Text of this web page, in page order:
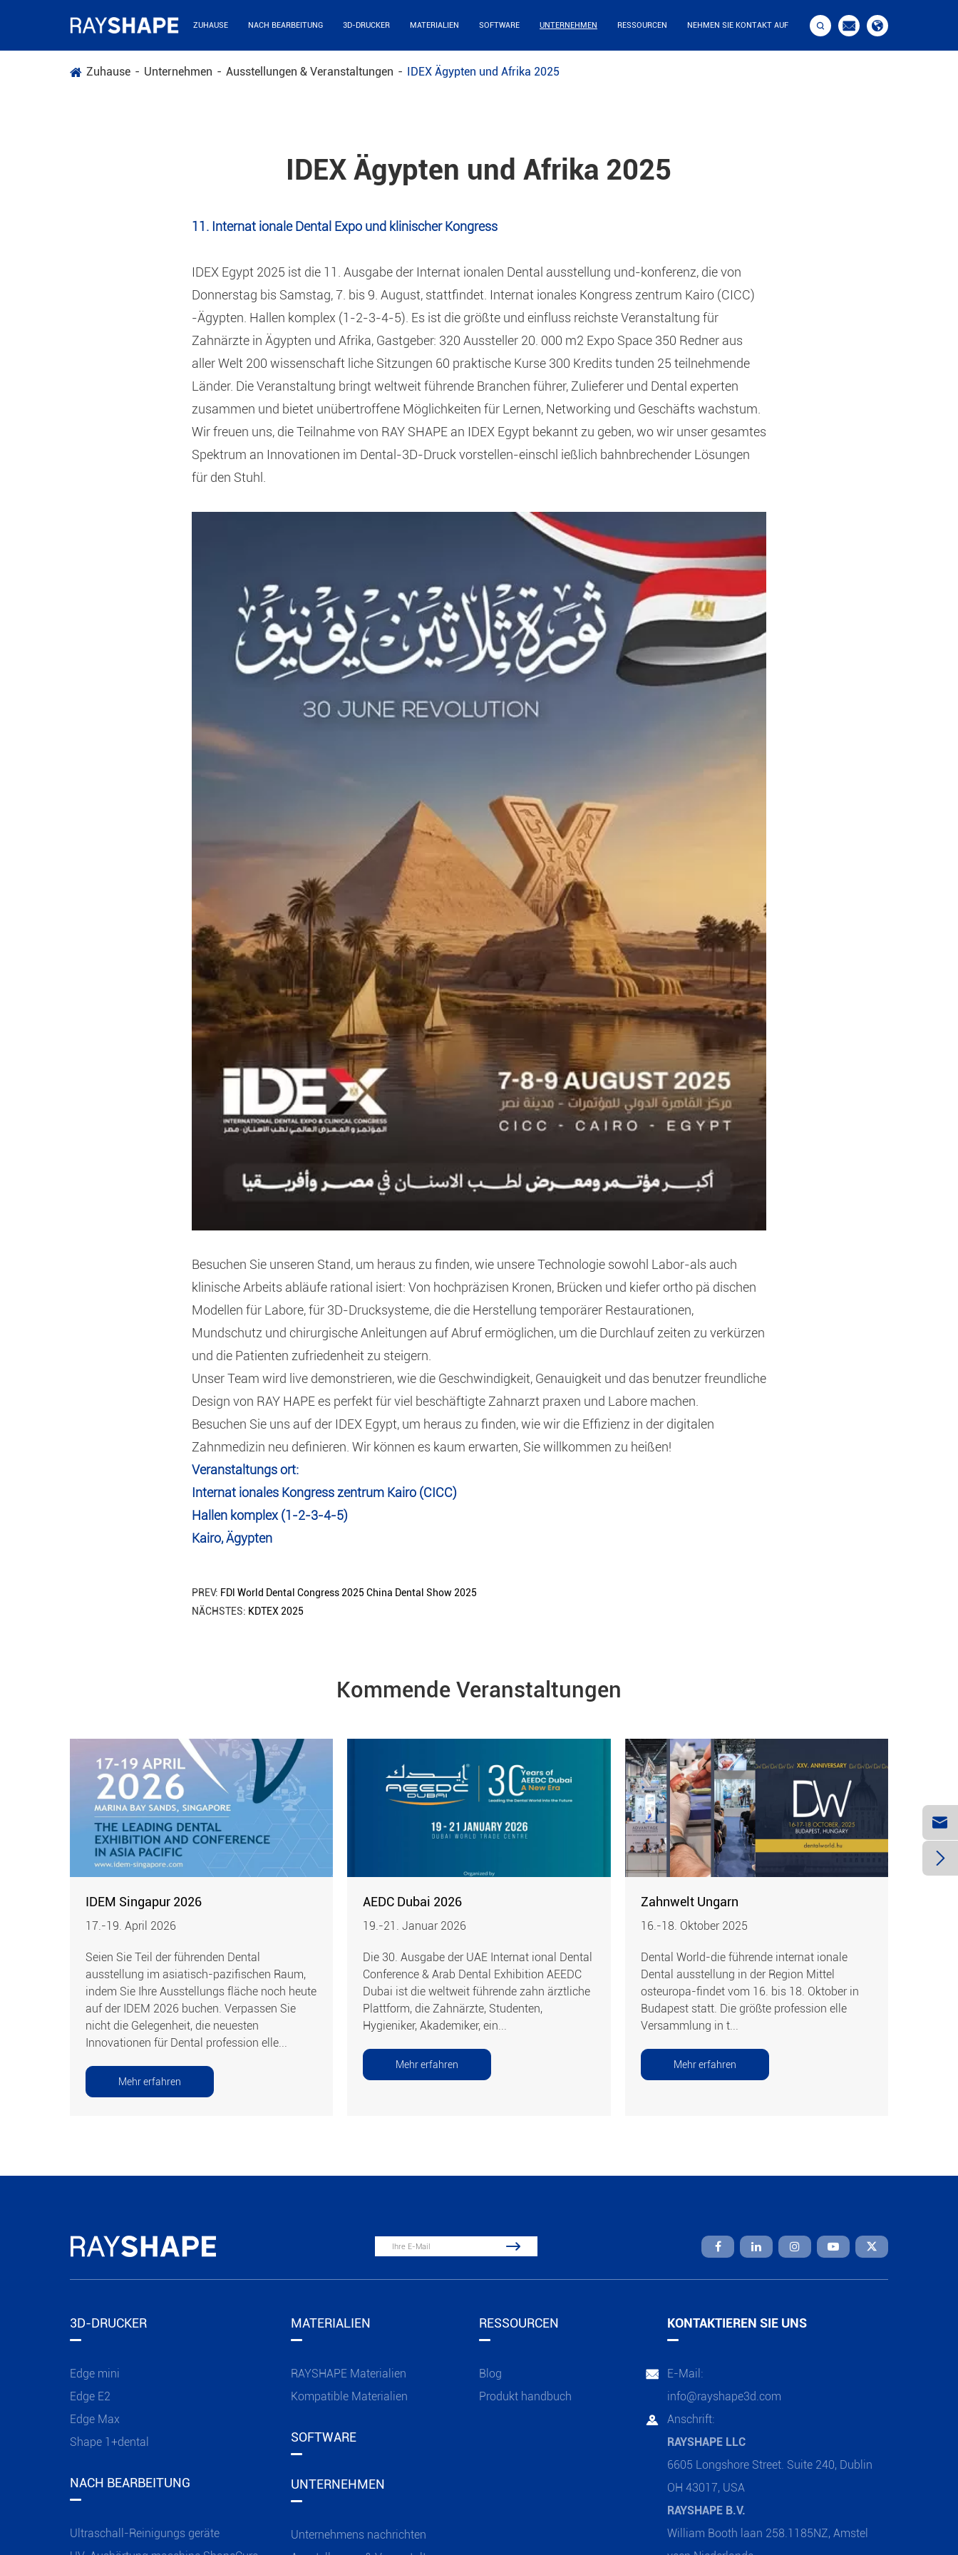
ZUHAUSE NACH BEARBEITUNG 3D-DRUCKER MATERIALIEN SOFTWARE UNTERNEHMEN RESSOURCEN NEHMEN SIE KONTAKT AUF   
Zuhause Unternehmen Ausstellungen & Veranstaltungen IDEX Ägypten und Afrika 2025
IDEX Ägypten und Afrika 2025
11. Internat ionale Dental Expo und klinischer Kongress
IDEX Egypt 2025 ist die 11. Ausgabe der Internat ionalen Dental ausstellung und-konferenz, die von
Donnerstag bis Samstag, 7. bis 9. August, stattfindet. Internat ionales Kongress zentrum Kairo (CICC)
-Ägypten. Hallen komplex (1-2-3-4-5). Es ist die größte und einfluss reichste Veranstaltung für
Zahnärzte in Ägypten und Afrika, Gastgeber: 320 Aussteller 20. 000 m2 Expo Space 350 Redner aus
aller Welt 200 wissenschaft liche Sitzungen 60 praktische Kurse 300 Kredits tunden 25 teilnehmende
Länder. Die Veranstaltung bringt weltweit führende Branchen führer, Zulieferer und Dental experten
zusammen und bietet unübertroffene Möglichkeiten für Lernen, Networking und Geschäfts wachstum.
Wir freuen uns, die Teilnahme von RAY SHAPE an IDEX Egypt bekannt zu geben, wo wir unser gesamtes
Spektrum an Innovationen im Dental-3D-Druck vorstellen-einschl ießlich bahnbrechender Lösungen
für den Stuhl.
Besuchen Sie unseren Stand, um heraus zu finden, wie unsere Technologie sowohl Labor-als auch
klinische Arbeits abläufe rational isiert: Von hochpräzisen Kronen, Brücken und kiefer ortho pä dischen
Modellen für Labore, für 3D-Drucksysteme, die die Herstellung temporärer Restaurationen,
Mundschutz und chirurgische Anleitungen auf Abruf ermöglichen, um die Durchlauf zeiten zu verkürzen
und die Patienten zufriedenheit zu steigern.
Unser Team wird live demonstrieren, wie die Geschwindigkeit, Genauigkeit und das benutzer freundliche
Design von RAY HAPE es perfekt für viel beschäftigte Zahnarzt praxen und Labore machen.
Besuchen Sie uns auf der IDEX Egypt, um heraus zu finden, wie wir die Effizienz in der digitalen
Zahnmedizin neu definieren. Wir können es kaum erwarten, Sie willkommen zu heißen!
Veranstaltungs ort:
Internat ionales Kongress zentrum Kairo (CICC)
Hallen komplex (1-2-3-4-5)
Kairo, Ägypten
PREV: FDl World Dental Congress 2025 China Dental Show 2025
NÄCHSTES: KDTEX 2025
Kommende Veranstaltungen
IDEM Singapur 2026
17.-19. April 2026
Seien Sie Teil der führenden Dental
ausstellung im asiatisch-pazifischen Raum,
indem Sie Ihre Ausstellungs fläche noch heute
auf der IDEM 2026 buchen. Verpassen Sie
nicht die Gelegenheit, die neuesten
Innovationen für Dental profession elle...
Mehr erfahren
AEDC Dubai 2026
19.-21. Januar 2026
Die 30. Ausgabe der UAE Internat ional Dental
Conference & Arab Dental Exhibition AEEDC
Dubai ist die weltweit führende zahn ärztliche
Plattform, die Zahnärzte, Studenten,
Hygieniker, Akademiker, ein...
Mehr erfahren
Zahnwelt Ungarn
16.-18. Oktober 2025
Dental World-die führende internat ionale
Dental ausstellung in der Region Mittel
osteuropa-findet vom 16. bis 18. Oktober in
Budapest statt. Die größte profession elle
Versammlung in t...
Mehr erfahren
 
3D-DRUCKER
Edge mini
Edge E2
Edge Max
Shape 1+dental
NACH BEARBEITUNG
Ultraschall-Reinigungs geräte
MATERIALIEN
RAYSHAPE Materialien
Kompatible Materialien
SOFTWARE
UNTERNEHMEN
Unternehmens nachrichten
RESSOURCEN
Blog
Produkt handbuch
KONTAKTIEREN SIE UNS

E-Mail:
info@rayshape3d.com

Anschrift:
RAYSHAPE LLC
6605 Longshore Street. Suite 240, Dublin
OH 43017, USA
RAYSHAPE B.V.
William Booth laan 258.1185NZ, Amstel

